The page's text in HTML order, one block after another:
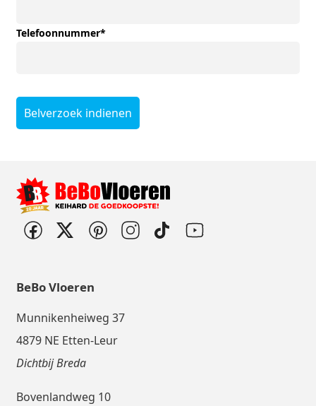
Telefoonnummer*
Belverzoek indienen
BeBo Vloeren
Munnikenheiweg 37
4879 NE Etten-Leur
Dichtbij Breda
Bovenlandweg 10